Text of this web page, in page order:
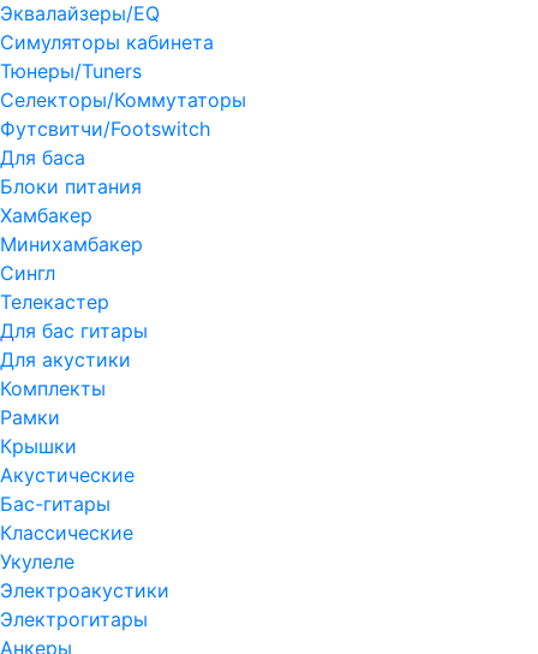
Эквалайзеры/EQ
Симуляторы кабинета
Тюнеры/Tuners
Селекторы/Коммутаторы
Футсвитчи/Footswitch
Для баса
Блоки питания
Хамбакер
Минихамбакер
Сингл
Телекастер
Для бас гитары
Для акустики
Комплекты
Рамки
Крышки
Акустические
Бас-гитары
Классические
Укулеле
Электроакустики
Электрогитары
Анкеры